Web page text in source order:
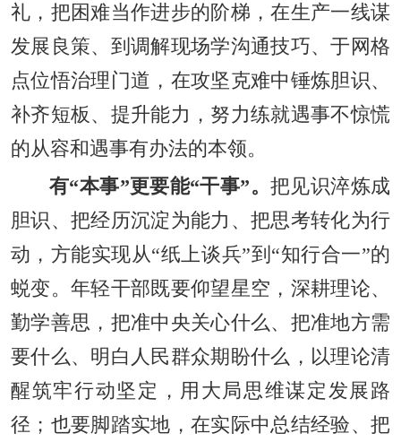
礼，把困难当作进步的阶梯，在生产一线谋
发展良策、到调解现场学沟通技巧、于网格
点位悟治理门道，在攻坚克难中锤炼胆识、
补齐短板、提升能力，努力练就遇事不惊慌
的从容和遇事有办法的本领。
有“本事”更要能“干事”。把见识淬炼成
胆识、把经历沉淀为能力、把思考转化为行
动，方能实现从“纸上谈兵”到“知行合一”的
蜕变。年轻干部既要仰望星空，深耕理论、
勤学善思，把准中央关心什么、把准地方需
要什么、明白人民群众期盼什么，以理论清
醒筑牢行动坚定，用大局思维谋定发展路
径；也要脚踏实地，在实际中总结经验、把